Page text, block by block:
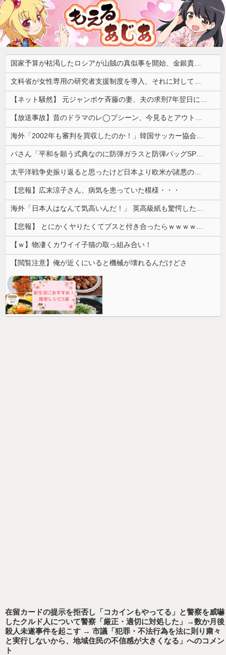
国家予算が枯渇したロシアが山賊の真似事を開始、金銀貴金属じゃなくて自動車とかってところがリアリティありすぎる……
文科省が女性専用の研究者支援制度を導入、それに対して子育て負担に苦しむ若手男性研究者は……
【ネット騒然】 元ジャンポケ斉藤の妻、夫の求刑7年翌日にインスタ更新！その内容がガチでヤバすぎる…
【放送事故】昔のドラマのレ◯プシーン、今見るとアウトすぎる・・・
海外「2002年も審判を買収したのか！」韓国サッカー協会による国際試合の審判買収が発覚し大騒ぎ！【海外の反応】
パさん「平和を願う式典なのに防弾ガラスと防弾バッグSPで囲まれた壇上でスピーチする人が総理大臣」
太平洋戦争史振り返ると思ったけど日本より欧米が諸悪の根源やん
【悲報】広末涼子さん、病気を患っていた模様・・・
海外「日本人はなんて気高いんだ！」 英高級紙も驚愕した極限の中の日本人の姿に世界が衝撃
【悲報】 とにかくヤりたくてブスと付き合ったらｗｗｗｗｗｗｗｗｗｗｗｗｗｗｗ
【ｗ】物凄くカワイイ子猫の取っ組み合い！
【閲覧注意】俺が近くにいると機械が壊れるんだけどさ
在留カードの提示を拒否し「コカインもやってる」と警察を威嚇
したクルド人について警察「厳正・適切に対処した」→数か月後
殺人未遂事件を起こす → 市議「犯罪・不法行為を法に則り粛々
と実行しないから、地域住民の不信感が大きくなる」 へのコメン
ト